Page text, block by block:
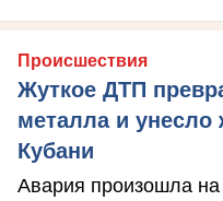
Происшествия
Жуткое ДТП
металла и унесло
Кубани
Авария произошла